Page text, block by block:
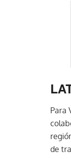
Para
de